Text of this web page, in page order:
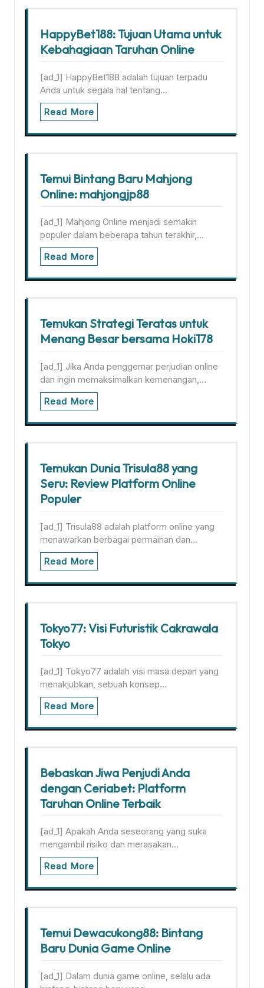
HappyBet188: Tujuan Utama untuk
Kebahagiaan Taruhan Online
[ad_1] HappyBet188 adalah tujuan terpadu
Anda untuk segala hal tentang…
Read More
Temui Bintang Baru Mahjong
Online: mahjongjp88
[ad_1] Mahjong Online menjadi semakin
populer dalam beberapa tahun terakhir,…
Read More
Temukan Strategi Teratas untuk
Menang Besar bersama Hoki178
[ad_1] Jika Anda penggemar perjudian online
dan ingin memaksimalkan kemenangan,…
Read More
Temukan Dunia Trisula88 yang
Seru: Review Platform Online
Populer
[ad_1] Trisula88 adalah platform online yang
menawarkan berbagai permainan dan…
Read More
Tokyo77: Visi Futuristik Cakrawala
Tokyo
[ad_1] Tokyo77 adalah visi masa depan yang
menakjubkan, sebuah konsep…
Read More
Bebaskan Jiwa Penjudi Anda
dengan Ceriabet: Platform
Taruhan Online Terbaik
[ad_1] Apakah Anda seseorang yang suka
mengambil risiko dan merasakan…
Read More
Temui Dewacukong88: Bintang
Baru Dunia Game Online
[ad_1] Dalam dunia game online, selalu ada